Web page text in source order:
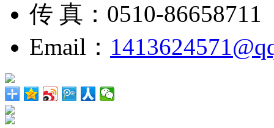
传 真：0510-86658711
Email：